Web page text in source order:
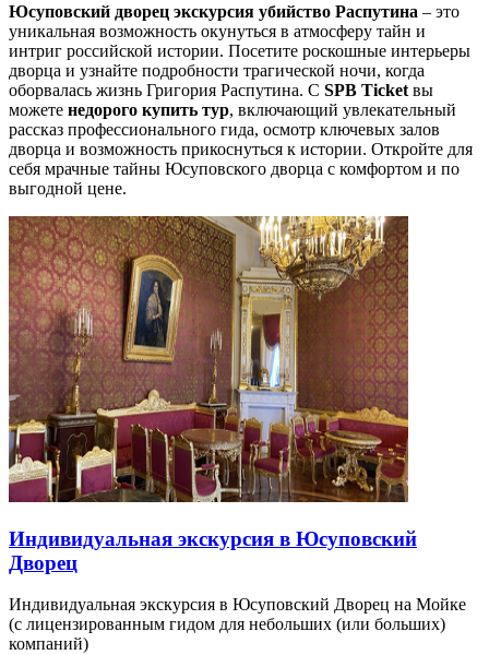
Юсуповский дворец экскурсия убийство Распутина – это
уникальная возможность окунуться в атмосферу тайн и
интриг российской истории. Посетите роскошные интерьеры
дворца и узнайте подробности трагической ночи, когда
оборвалась жизнь Григория Распутина. С SPB Ticket вы
можете недорого купить тур, включающий увлекательный
рассказ профессионального гида, осмотр ключевых залов
дворца и возможность прикоснуться к истории. Откройте для
себя мрачные тайны Юсуповского дворца с комфортом и по
выгодной цене.
Индивидуальная экскурсия в Юсуповский
Дворец
Индивидуальная экскурсия в Юсуповский Дворец на Мойке
(с лицензированным гидом для небольших (или больших)
компаний)